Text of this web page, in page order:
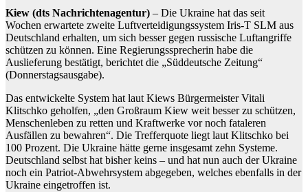
Kiew (dts Nachrichtenagentur) – Die Ukraine hat das seit
Wochen erwartete zweite Luftverteidigungssystem Iris-T SLM aus
Deutschland erhalten, um sich besser gegen russische Luftangriffe
schützen zu können. Eine Regierungssprecherin habe die
Auslieferung bestätigt, berichtet die „Süddeutsche Zeitung“
(Donnerstagsausgabe).
Das entwickelte System hat laut Kiews Bürgermeister Vitali
Klitschko geholfen, „den Großraum Kiew weit besser zu schützen,
Menschenleben zu retten und Kraftwerke vor noch fataleren
Ausfällen zu bewahren“. Die Trefferquote liegt laut Klitschko bei
100 Prozent. Die Ukraine hätte gerne insgesamt zehn Systeme.
Deutschland selbst hat bisher keins – und hat nun auch der Ukraine
noch ein Patriot-Abwehrsystem abgegeben, welches ebenfalls in der
Ukraine eingetroffen ist.